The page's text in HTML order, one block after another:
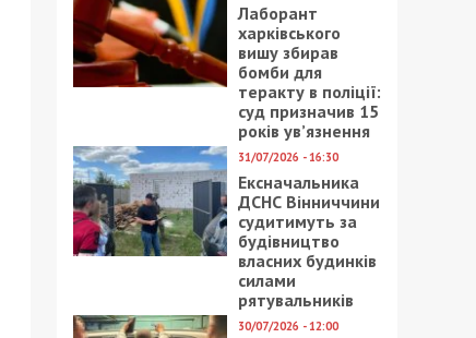
Лаборант
харківського
вишу збирав
бомби для
теракту в поліції:
суд призначив 15
років ув’язнення
31/07/2026 - 16:30
Ексначальника
ДСНС Вінниччини
судитимуть за
будівництво
власних будинків
силами
рятувальників
30/07/2026 - 12:00